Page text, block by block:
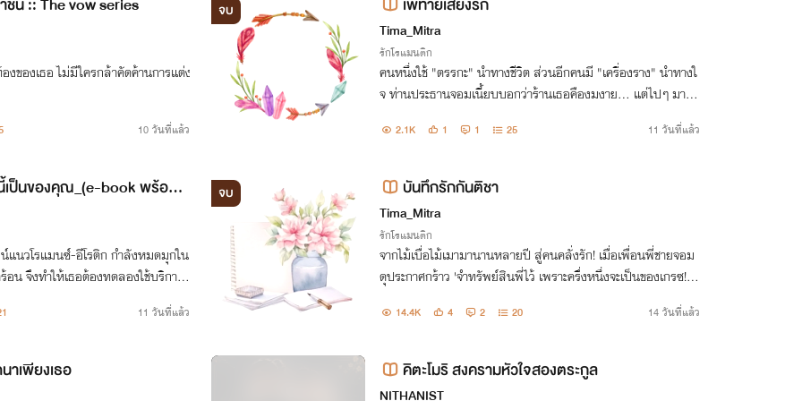
ของเธอ ไม่มีใครกล้าคัดค้านการแต่ง
10 วันที่แล้ว
จบ
Tima_Mitra
รักโรแมนติก
​คนหนึ่งใช้ "ตรรกะ" นำทางชีวิต ส่วนอีกคนมี "เครื่องราง" นำทางใ
จ ท่านประธานจอมเนี้ยบบอกว่าร้านเธอคืองมงาย... แต่ไปๆ มาๆ
อได้ล่ะเนี่ย
2.1K 1 1 25 11 วันที่แล้ว
เป็นของคุณ_(e-book พร้อมโ
แนวโรแมนซ์-อีโรติก กำลังหมดมุกใน
อน จึงทำให้เธอต้องทดลองใช้บริการ
11 วันที่แล้ว
จบ บันทึกรักกันติชา
Tima_Mitra
รักโรแมนติก
จากไม้เบื่อไม้เมามานานหลายปี สู่คนคลั่งรัก! เมื่อเพื่อนพี่ชายจอม
ดุประกาศกร้าว 'จำทรัพย์สินพี่ไว้ เพราะครึ่งหนึ่งจะเป็นของเกรซ!' กั
องเธอ
14.4K 4 2 20 14 วันที่แล้ว
าเพียงเธอ คิตะโมริ สงครามหัวใจสองตระกูล
NITHANIST